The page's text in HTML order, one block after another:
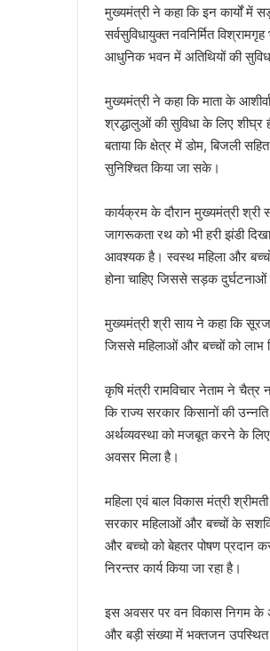
मुख्यमंत्री ने कहा कि इन कार्यों में
सर्वसुविधायुक्त नवनिर्मित
आधुनिक भवन में अतिथियों की
मुख्यमंत्री ने कहा कि माता के
श्रद्धालुओं की सुविधा के लिए शीघ्र
बताया कि क्षेत्र में डोम, बिजली
सुनिश्चित किया जा सके।
कार्यक्रम के दौरान मुख्यमंत्री
जागरूकता रथ को भी हरी झंडी
आवश्यक है। स्वस्थ महिला और बच्चों
होना चाहिए जिससे सड़क
मुख्यमंत्री श्री साय ने कहा कि
जिससे महिलाओं और बच्चों को लाभ
कृषि मंत्री रामविचार नेताम ने
कि राज्य सरकार किसानों की
अर्थव्यवस्था को मजबूत करने के
अवसर मिला है।
महिला एवं बाल विकास मंत्री
सरकार महिलाओं और बच्चों के
और बच्चो को बेहतर पोषण प्रदान
निरन्तर कार्य किया जा रहा है।
इस अवसर पर वन विकास निगम के
और बड़ी संख्या में भक्तजन